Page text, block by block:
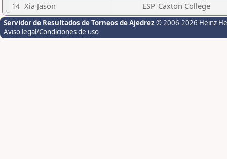
14 Xia Jason ESP Caxton College
Servidor de Resultados de Torneos de Ajedrez © 2006-2026 Heinz
Aviso legal/Condiciones de uso